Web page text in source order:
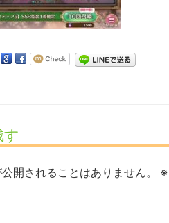
す
開されることはありません。 ※